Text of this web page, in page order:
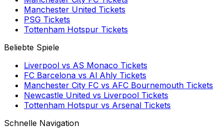
Manchester United Tickets
PSG Tickets
Tottenham Hotspur Tickets
Beliebte Spiele
Liverpool vs AS Monaco Tickets
FC Barcelona vs Al Ahly Tickets
Manchester City FC vs AFC Bournemouth Tickets
Newcastle United vs Liverpool Tickets
Tottenham Hotspur vs Arsenal Tickets
Schnelle Navigation